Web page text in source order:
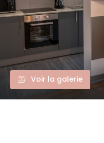
Voir la galerie